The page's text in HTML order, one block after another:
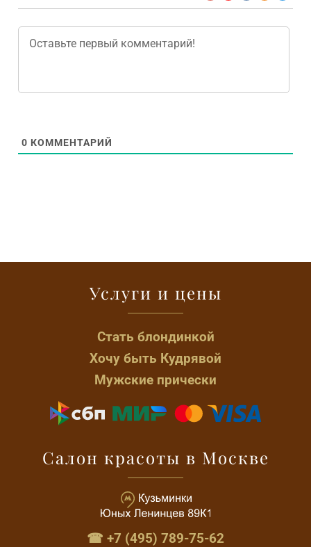
0 КОММЕНТАРИЙ
Услуги и цены
Стать блондинкой
Хочу быть Кудрявой
Мужские прически
Салон красоты в Москве
☎ +7 (495) 789-75-62